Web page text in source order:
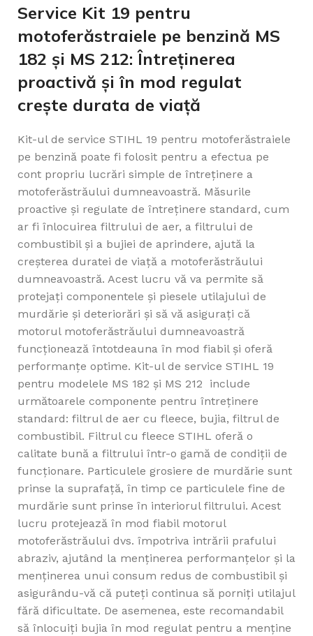
Service Kit 19 pentru
motoferăstraiele pe benzină MS
182 și MS 212: Întreținerea
proactivă și în mod regulat
crește durata de viață
Kit-ul de service STIHL 19 pentru motoferăstraiele
pe benzină poate fi folosit pentru a efectua pe
cont propriu lucrări simple de întreținere a
motoferăstrăului dumneavoastră. Măsurile
proactive și regulate de întreținere standard, cum
ar fi înlocuirea filtrului de aer, a filtrului de
combustibil și a bujiei de aprindere, ajută la
creșterea duratei de viață a motoferăstrăului
dumneavoastră. Acest lucru vă va permite să
protejați componentele și piesele utilajului de
murdărie și deteriorări și să vă asigurați că
motorul motoferăstrăului dumneavoastră
funcționează întotdeauna în mod fiabil și oferă
performanțe optime. Kit-ul de service STIHL 19
pentru modelele MS 182 și MS 212 include
următoarele componente pentru întreținere
standard: filtrul de aer cu fleece, bujia, filtrul de
combustibil. Filtrul cu fleece STIHL oferă o
calitate bună a filtrului într-o gamă de condiții de
funcționare. Particulele grosiere de murdărie sunt
prinse la suprafață, în timp ce particulele fine de
murdărie sunt prinse în interiorul filtrului. Acest
lucru protejează în mod fiabil motorul
motoferăstrăului dvs. împotriva intrării prafului
abraziv, ajutând la menținerea performanțelor și la
menținerea unui consum redus de combustibil și
asigurându-vă că puteți continua să porniți utilajul
fără dificultate. De asemenea, este recomandabil
să înlocuiți bujia în mod regulat pentru a menține